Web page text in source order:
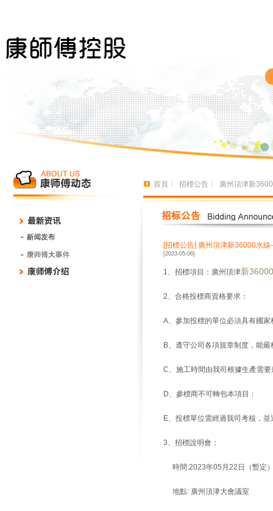
首頁 〉 招標公告 〉 廣州頂津新
[招標公告] 廣州頂津新36000水
[2023-05-06]
1、招標項目：廣州頂津新
2、合格投標商資格要求：
A、參加投標的單位必須具有國
B、遵守公司各項規章制度，能
C、施工時間由我司根據生產需
D、 參標商不可轉包本項目 ﹔
E、投標單位需經過我司考核，
3、招標說明會：
時間:2023年05月22日（暫定
地點: 廣州頂津大會議室